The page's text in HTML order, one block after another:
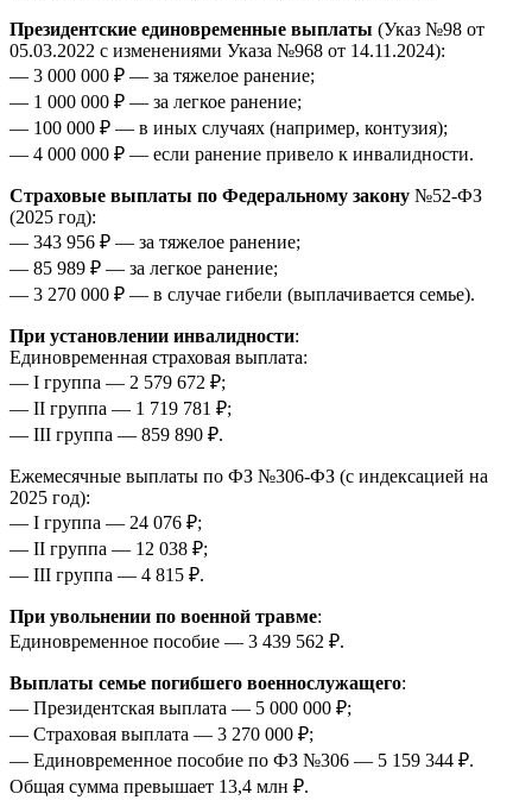
Президентские единовременные выплаты (Указ №98 от
05.03.2022 с изменениями Указа №968 от 14.11.2024):
— 3 000 000 ₽ — за тяжелое ранение;
— 1 000 000 ₽ — за легкое ранение;
— 100 000 ₽ — в иных случаях (например, контузия);
— 4 000 000 ₽ — если ранение привело к инвалидности.
Страховые выплаты по Федеральному закону №52-ФЗ
(2025 год):
— 343 956 ₽ — за тяжелое ранение;
— 85 989 ₽ — за легкое ранение;
— 3 270 000 ₽ — в случае гибели (выплачивается семье).
При установлении инвалидности:
Единовременная страховая выплата:
— I группа — 2 579 672 ₽;
— II группа — 1 719 781 ₽;
— III группа — 859 890 ₽.
Ежемесячные выплаты по ФЗ №306-ФЗ (с индексацией на
2025 год):
— I группа — 24 076 ₽;
— II группа — 12 038 ₽;
— III группа — 4 815 ₽.
При увольнении по военной травме:
Единовременное пособие — 3 439 562 ₽.
Выплаты семье погибшего военнослужащего:
— Президентская выплата — 5 000 000 ₽;
— Страховая выплата — 3 270 000 ₽;
— Единовременное пособие по ФЗ №306 — 5 159 344 ₽.
Общая сумма превышает 13,4 млн ₽.